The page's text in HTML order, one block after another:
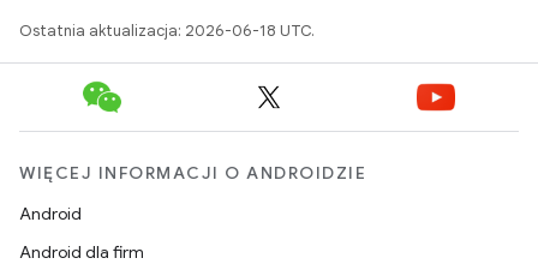
Ostatnia aktualizacja: 2026-06-18 UTC.
WIĘCEJ INFORMACJI O ANDROIDZIE
Android
Android dla firm